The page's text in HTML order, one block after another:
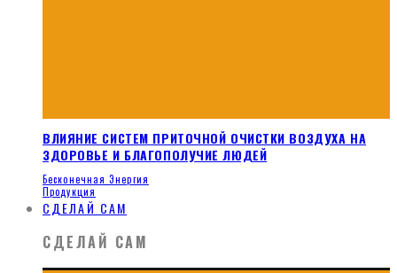
ВЛИЯНИЕ СИСТЕМ ПРИТОЧНОЙ ОЧИСТКИ ВОЗДУХА НА
ЗДОРОВЬЕ И БЛАГОПОЛУЧИЕ ЛЮДЕЙ
Бесконечная Энергия
Продукция
СДЕЛАЙ САМ
СДЕЛАЙ САМ